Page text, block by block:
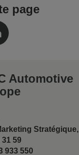
page
Automotive
Stratégique,
31 59
933 550